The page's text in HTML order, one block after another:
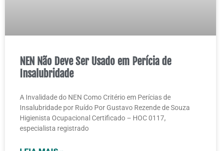
NEN Não Deve Ser Usado em Perícia de
Insalubridade
A Invalidade do NEN Como Critério em Perícias de
Insalubridade por Ruído Por Gustavo Rezende de Souza
Higienista Ocupacional Certificado – HOC 0117,
especialista registrado